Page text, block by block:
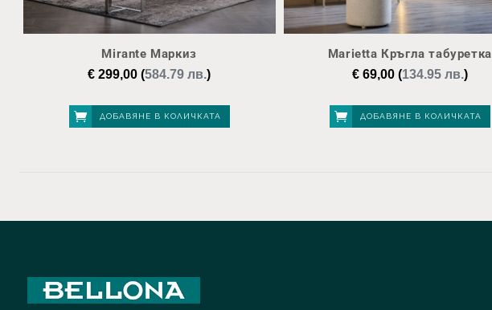
Mirante Маркиз
€ 299,00 (584.79 лв.)
ДОБАВЯНЕ В КОЛИЧКАТА
Marietta Кръгла табуретка
€69,00(134.95 лв.)
ДОБАВЯНЕ В КОЛИЧКАТА